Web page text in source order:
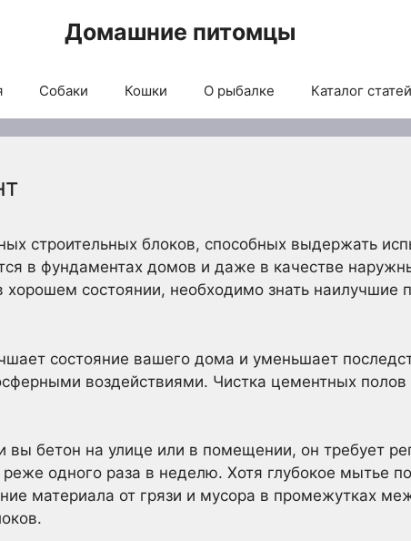
Домашние питомцы
Собаки Кошки О рыбалке Каталог статей
строительных блоков, способных выдержать
в фундаментах домов и даже в качестве
хорошем состоянии, необходимо знать наилучшие
состояние вашего дома и уменьшает
воздействиями. Чистка цементных полов
вы бетон на улице или в помещении, он требует
одного раза в неделю. Хотя глубокое мытье
материала от грязи и мусора в промежутках